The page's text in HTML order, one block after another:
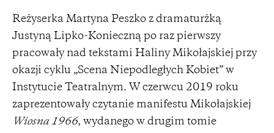
Reżyserka Martyna Peszko z dramaturżką
Justyną Lipko-Konieczną po raz pierwszy
pracowały nad tekstami Haliny Mikołajskiej przy
okazji cyklu „Scena Niepodległych Kobiet” w
Instytucie Teatralnym. W czerwcu 2019 roku
zaprezentowały czytanie manifestu Mikołajskiej
Wiosna 1966, wydanego w drugim tomie